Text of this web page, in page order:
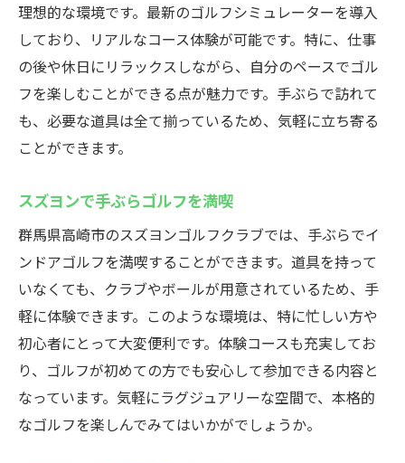
高崎での手ぶらゴルフの魅力
最新シミュレーターで楽しむ高崎のスズヨンゴ
ルフクラブ
リアルなゴルフ体験を提供
高性能シミュレーターでの練習
スズヨンで最新技術を体験
高度なシミュレーション技術
最新設備でのゴルフ体験
群馬のインドアゴルフレッスンを体験しよう
プロのレッスンでスキルアップ
初心者にも安心のレッスン
スズヨンで受ける特別な指導
群馬で受けるインドアレッスン
理想的な環境です。最新のゴルフシミュレーターを導入
しており、リアルなコース体験が可能です。特に、仕事
の後や休日にリラックスしながら、自分のペースでゴル
フを楽しむことができる点が魅力です。手ぶらで訪れて
も、必要な道具は全て揃っているため、気軽に立ち寄る
ことができます。
スズヨンで手ぶらゴルフを満喫
群馬県高崎市のスズヨンゴルフクラブでは、手ぶらでイ
ンドアゴルフを満喫することができます。道具を持って
いなくても、クラブやボールが用意されているため、手
軽に体験できます。このような環境は、特に忙しい方や
初心者にとって大変便利です。体験コースも充実してお
り、ゴルフが初めての方でも安心して参加できる内容と
なっています。気軽にラグジュアリーな空間で、本格的
なゴルフを楽しんでみてはいかがでしょうか。